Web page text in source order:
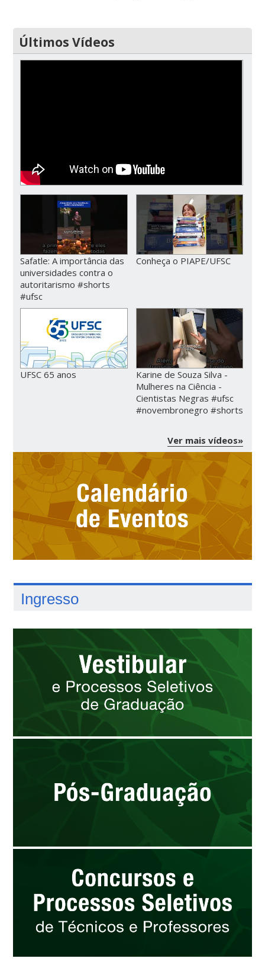
Últimos Vídeos
Safatle: A importância das
universidades contra o
autoritarismo #shorts
#ufsc
Conheça o PIAPE/UFSC
UFSC 65 anos
Karine de Souza Silva -
Mulheres na Ciência -
Cientistas Negras #ufsc
#novembronegro #shorts
Ver mais vídeos»
Ingresso